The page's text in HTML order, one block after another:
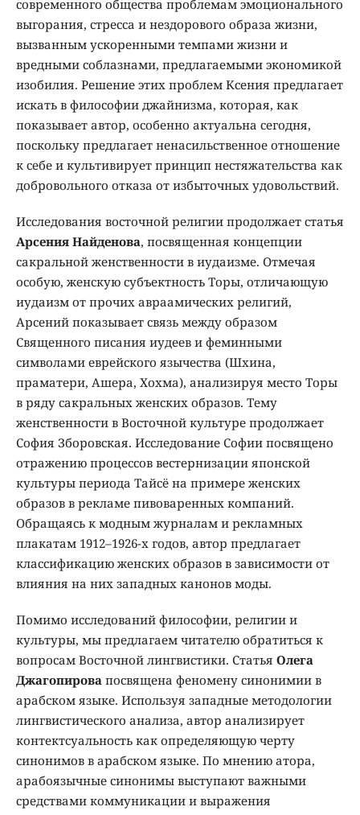
современного общества проблемам эмоционального
выгорания, стресса и нездорового образа жизни,
вызванным ускоренными темпами жизни и
вредными соблазнами, предлагаемыми экономикой
изобилия. Решение этих проблем Ксения предлагает
искать в философии джайнизма, которая, как
показывает автор, особенно актуальна сегодня,
поскольку предлагает ненасильственное отношение
к себе и культивирует принцип нестяжательства как
добровольного отказа от избыточных удовольствий.
Исследования восточной религии продолжает статья
Арсения Найденова, посвященная концепции
сакральной женственности в иудаизме. Отмечая
особую, женскую субъектность Торы, отличающую
иудаизм от прочих авраамических религий,
Арсений показывает связь между образом
Священного писания иудеев и феминными
символами еврейского язычества (Шхина,
праматери, Ашера, Хохма), анализируя место Торы
в ряду сакральных женских образов. Тему
женственности в Восточной культуре продолжает
София Зборовская. Исследование Софии посвящено
отражению процессов вестернизации японской
культуры периода Тайсё на примере женских
образов в рекламе пивоваренных компаний.
Обращаясь к модным журналам и рекламных
плакатам 1912–1926-х годов, автор предлагает
классификацию женских образов в зависимости от
влияния на них западных канонов моды.
Помимо исследований философии, религии и
культуры, мы предлагаем читателю обратиться к
вопросам Восточной лингвистики. Статья Олега
Джагопирова посвящена феномену синонимии в
арабском языке. Используя западные методологии
лингвистического анализа, автор анализирует
контектсуальность как определяющую черту
синонимов в арабском языке. По мнению атора,
арабоязычные синонимы выступают важными
средствами коммуникации и выражения